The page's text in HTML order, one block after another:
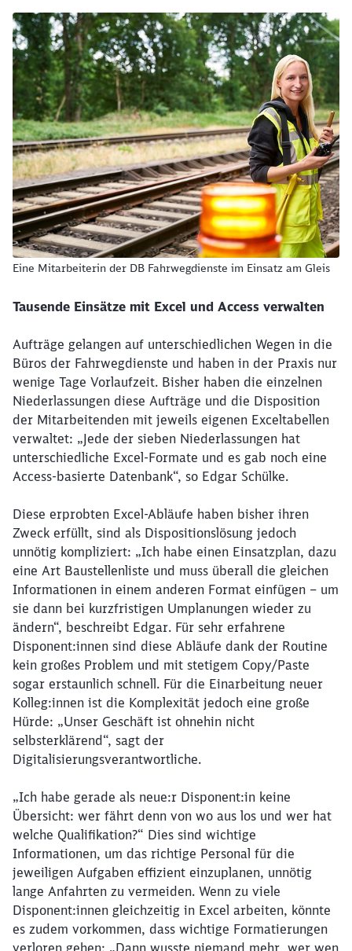
Eine Mitarbeiterin der DB Fahrwegdienste im Einsatz am Gleis
Tausende Einsätze mit Excel und Access verwalten
Aufträge gelangen auf unterschiedlichen Wegen in die
Büros der Fahrwegdienste und haben in der Praxis nur
wenige Tage Vorlaufzeit. Bisher haben die einzelnen
Niederlassungen diese Aufträge und die Disposition
der Mitarbeitenden mit jeweils eigenen Exceltabellen
verwaltet: „Jede der sieben Niederlassungen hat
unterschiedliche Excel-Formate und es gab noch eine
Access-basierte Datenbank“, so Edgar Schülke.
Diese erprobten Excel-Abläufe haben bisher ihren
Zweck erfüllt, sind als Dispositionslösung jedoch
unnötig kompliziert: „Ich habe einen Einsatzplan, dazu
eine Art Baustellenliste und muss überall die gleichen
Informationen in einem anderen Format einfügen – um
sie dann bei kurzfristigen Umplanungen wieder zu
ändern“, beschreibt Edgar. Für sehr erfahrene
Disponent:innen sind diese Abläufe dank der Routine
kein großes Problem und mit stetigem Copy/Paste
sogar erstaunlich schnell. Für die Einarbeitung neuer
Kolleg:innen ist die Komplexität jedoch eine große
Hürde: „Unser Geschäft ist ohnehin nicht
selbsterklärend“, sagt der
Digitalisierungsverantwortliche.
„Ich habe gerade als neue:r Disponent:in keine
Übersicht: wer fährt denn von wo aus los und wer hat
welche Qualifikation?“ Dies sind wichtige
Informationen, um das richtige Personal für die
jeweiligen Aufgaben effizient einzuplanen, unnötig
lange Anfahrten zu vermeiden. Wenn zu viele
Disponent:innen gleichzeitig in Excel arbeiten, könnte
es zudem vorkommen, dass wichtige Formatierungen
verloren gehen: „Dann wusste niemand mehr, wer wen